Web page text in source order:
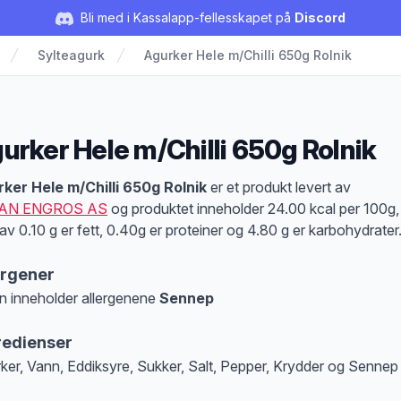
Bli med i Kassalapp-fellesskapet på Discord
Sylteagurk Agurker Hele m/Chilli 650g Rolnik
Hele m/Chilli 650g Rolnik
Hele m/Chilli 650g Rolnik er et produkt levert av
ENGROS AS og produktet inneholder 24.00 kcal per 100g,
0.10 g er fett, 0.40g er proteiner og 4.80 g er karbohydrater.
inneholder allergenene Sennep
at denne informasjonen er bare til informasjon, sjekk pakkningen og
Vann, Eddiksyre, Sukker, Salt, Pepper, Krydder og Sennep